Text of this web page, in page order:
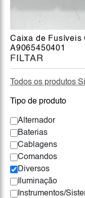
FILTAR
Todos os produtos
Tipo de produto
Alternador
Baterias
Cablagens
Comandos
Diversos
Iluminação
Instrumentos/
Caixa de Fusíveis
A9065450401